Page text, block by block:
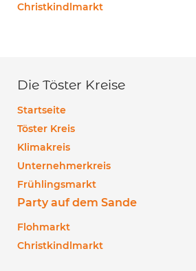
Christkindlmarkt
Die Töster Kreise
Startseite
Töster Kreis
Klimakreis
Unternehmerkreis
Frühlingsmarkt
Party auf dem Sande
Flohmarkt
Christkindlmarkt